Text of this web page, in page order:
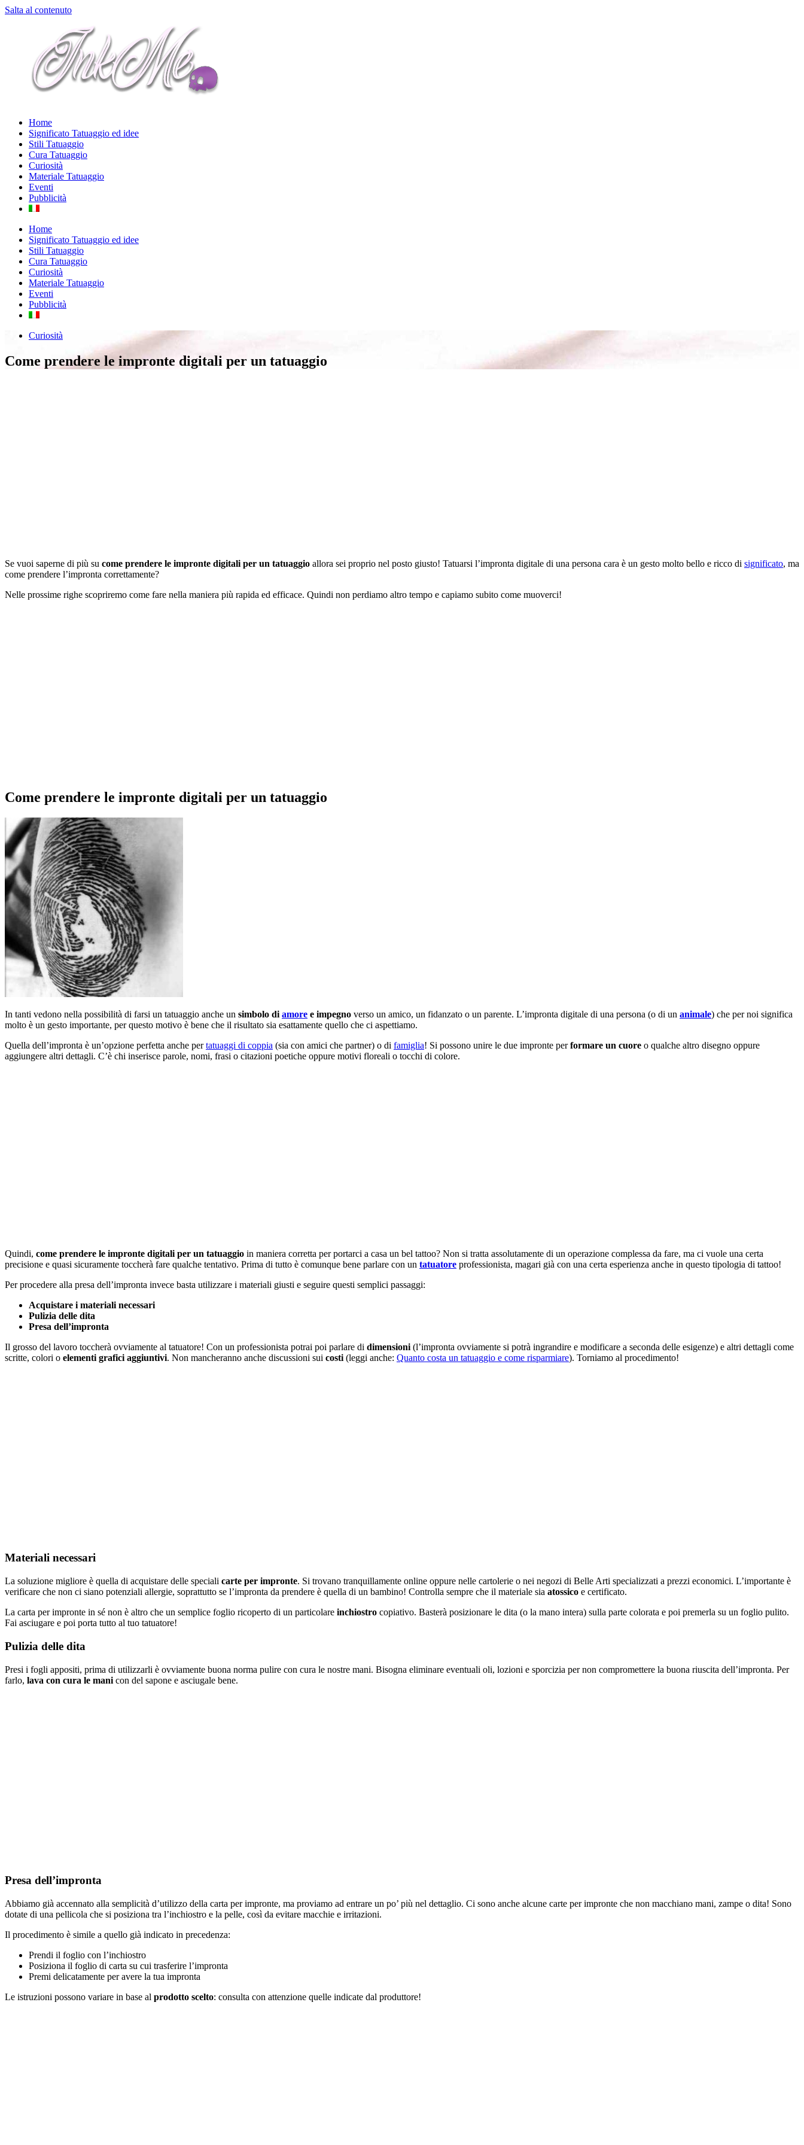
Salta al contenuto
Home
Significato Tatuaggio ed idee
Stili Tatuaggio
Cura Tatuaggio
Curiosità
Materiale Tatuaggio
Eventi
Pubblicità
Home
Significato Tatuaggio ed idee
Stili Tatuaggio
Cura Tatuaggio
Curiosità
Materiale Tatuaggio
Eventi
Pubblicità
Curiosità
Come prendere le impronte digitali per un tatuaggio
Se vuoi saperne di più su come prendere le impronte digitali per un tatuaggio allora sei proprio nel posto giusto! Tatuarsi l’impronta digitale di una persona cara è un gesto molto bello e ricco di significato, ma
come prendere l’impronta correttamente?
Nelle prossime righe scopriremo come fare nella maniera più rapida ed efficace. Quindi non perdiamo altro tempo e capiamo subito come muoverci!
Come prendere le impronte digitali per un tatuaggio
In tanti vedono nella possibilità di farsi un tatuaggio anche un simbolo di amore e impegno verso un amico, un fidanzato o un parente. L’impronta digitale di una persona (o di un animale) che per noi significa
molto è un gesto importante, per questo motivo è bene che il risultato sia esattamente quello che ci aspettiamo.
Quella dell’impronta è un’opzione perfetta anche pertatuaggi di coppia (sia con amici che partner) o di famiglia! Si possono unire le due impronte performare un cuore o qualche altro disegno oppure
aggiungere altri dettagli. C’è chi inserisce parole, nomi, frasi o citazioni poetiche oppure motivi floreali o tocchi di colore.
Quindi, come prendere le impronte digitali per un tatuaggio in maniera corretta per portarci a casa un bel tattoo? Non si tratta assolutamente di un operazione complessa da fare, ma ci vuole una certa
precisione e quasi sicuramente toccherà fare qualche tentativo. Prima di tutto è comunque bene parlare con un tatuatore professionista, magari già con una certa esperienza anche in questo tipologia di tattoo!
Per procedere alla presa dell’impronta invece basta utilizzare i materiali giusti e seguire questi semplici passaggi:
Acquistare i materiali necessari
Pulizia delle dita
Presa dell’impronta
Il grosso del lavoro toccherà ovviamente al tatuatore! Con un professionista potrai poi parlare di dimensioni (l’impronta ovviamente si potrà ingrandire e modificare a seconda delle esigenze) e altri dettagli come
scritte, colori o elementi grafici aggiuntivi. Non mancheranno anche discussioni sui costi (leggi anche: Quanto costa un tatuaggio e come risparmiare). Torniamo al procedimento!
Materiali necessari
La soluzione migliore è quella di acquistare delle speciali carte per impronte. Si trovano tranquillamente online oppure nelle cartolerie o nei negozi di Belle Arti specializzati a prezzi economici. L’importante è
verificare che non ci siano potenziali allergie, soprattutto se l’impronta da prendere è quella di un bambino! Controlla sempre che il materiale sia atossico e certificato.
La carta per impronte in sé non è altro che un semplice foglio ricoperto di un particolare inchiostro copiativo. Basterà posizionare le dita (o la mano intera) sulla parte colorata e poi premerla su un foglio pulito.
Fai asciugare e poi porta tutto al tuo tatuatore!
Pulizia delle dita
Presi i fogli appositi, prima di utilizzarli è ovviamente buona norma pulire con cura le nostre mani. Bisogna eliminare eventuali oli, lozioni e sporcizia per non compromettere la buona riuscita dell’impronta. Per
farlo, lava con cura le mani con del sapone e asciugale bene.
Presa dell’impronta
Abbiamo già accennato alla semplicità d’utilizzo della carta per impronte, ma proviamo ad entrare un po’ più nel dettaglio. Ci sono anche alcune carte per impronte che non macchiano mani, zampe o dita! Sono
dotate di una pellicola che si posiziona tra l’inchiostro e la pelle, così da evitare macchie e irritazioni.
Il procedimento è simile a quello già indicato in precedenza:
Prendi il foglio con l’inchiostro
Posiziona il foglio di carta su cui trasferire l’impronta
Premi delicatamente per avere la tua impronta
Le istruzioni possono variare in base al prodotto scelto: consulta con attenzione quelle indicate dal produttore!